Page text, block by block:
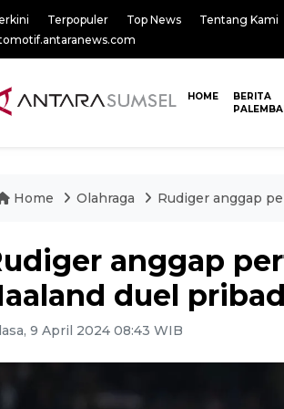
Terpopuler Top News Tentang Kami
HOME
BERITA
Home Olahraga Rudiger anggap
anggap
duel
9 April 2024 08:43 WIB